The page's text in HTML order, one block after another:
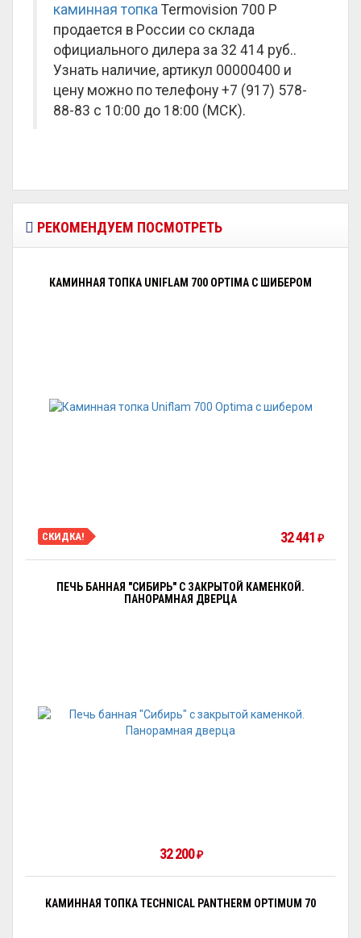
каминная топка Termovision 700 P
продается в России со склада
официального дилера за 32 414 руб..
Узнать наличие, артикул 00000400 и
цену можно по телефону +7 (917) 578-
88-83 с 10:00 до 18:00 (МСК).
РЕКОМЕНДУЕМ ПОСМОТРЕТЬ
КАМИННАЯ ТОПКА UNIFLAM 700 OPTIMA С ШИБЕРОМ
СКИДКА! 32 441 ₽
ПЕЧЬ БАННАЯ "СИБИРЬ" С ЗАКРЫТОЙ КАМЕНКОЙ.
ПАНОРАМНАЯ ДВЕРЦА
32 200 ₽
КАМИННАЯ ТОПКА TECHNICAL PANTHERM OPTIMUM 70